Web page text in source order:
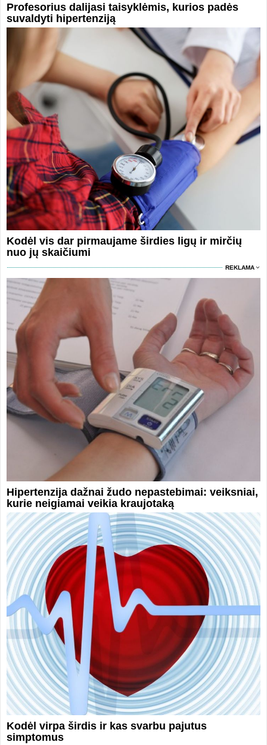
Profesorius dalijasi taisyklėmis, kurios padės
suvaldyti hipertenziją
Kodėl vis dar pirmaujame širdies ligų ir mirčių
nuo jų skaičiumi
REKLAMA
Hipertenzija dažnai žudo nepastebimai: veiksniai,
kurie neigiamai veikia kraujotaką
Kodėl virpa širdis ir kas svarbu pajutus
simptomus